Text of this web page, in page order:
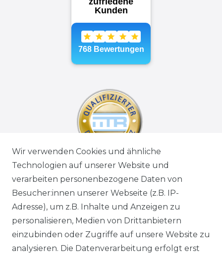
Wir verwenden Cookies und ähnliche
Technologien auf unserer Website und
verarbeiten personenbezogene Daten von
Besucher:innen unserer Webseite (z.B. IP-
Adresse), um z.B. Inhalte und Anzeigen zu
personalisieren, Medien von Drittanbietern
einzubinden oder Zugriffe auf unsere Website zu
analysieren. Die Datenverarbeitung erfolgt erst